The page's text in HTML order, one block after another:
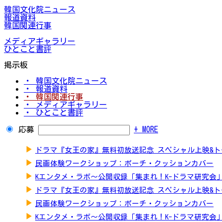
韓国文化院ニュース
報道資料
韓国関連行事
メディアギャラリー
ひとこと書評
掲示板
・ 韓国文化院ニュース
・ 報道資料
・ 韓国関連行事
・ メディアギャラリー
・ ひとこと書評
応募 + MORE
▶ ドラマ『女王の家』無料初放送記念 スペシャル上映&
▶ 民画体験ワークショップ：ポーチ・クッションカバー
▶ Kエンタメ・ラボ～公開収録「集まれ！K-ドラマ研究会」
▶ ドラマ『女王の家』無料初放送記念 スペシャル上映&
▶ 民画体験ワークショップ：ポーチ・クッションカバー
▶ Kエンタメ・ラボ～公開収録「集まれ！K-ドラマ研究会」